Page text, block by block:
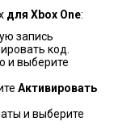
для Xbox One:
запись
код.
и выберите
Активировать
и выберите